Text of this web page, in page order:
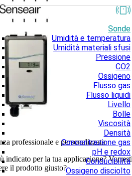
Sonde
Umidità e temperatura
Umidità materiali sfusi
Pressione
CO2
Ossigeno
Flusso gas
Flusso liquidi
Livello
Bolle
Viscosità
Densità
Concentrazione gas
pH e redox
Conducibilità
Ossigeno disciolto
professionale e personalizzata
indicato per la tua applicazione?
il prodotto giusto?